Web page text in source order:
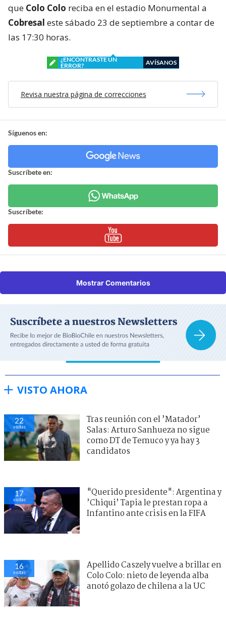
que Colo Colo reciba en el estadio Monumental a
Cobresal este sábado 23 de septiembre a contar de
las 17:30 horas.
¿ENCONTRASTE UN
ERROR?
AVÍSANOS
Revisa nuestra página de correcciones
Síguenos en:
Suscríbete en:
Suscríbete:
Mostrar Comentarios
VISTO AHORA
22
visitas
Tras reunión con el ’Matador’
Salas: Arturo Sanhueza no sigue
como DT de Temuco y ya hay 3
candidatos
17
visitas
"Querido presidente": Argentina y
’Chiqui’ Tapia le prestan ropa a
Infantino ante crisis en la FIFA
16
visitas
Apellido Caszely vuelve a brillar en
Colo Colo: nieto de leyenda alba
anotó golazo de chilena a la UC